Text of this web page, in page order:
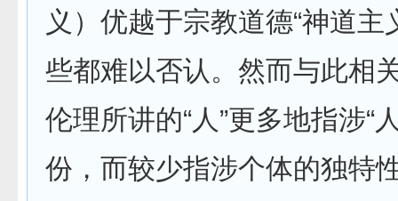
义）优越于宗教道德“神道主
些都难以否认。然而与此相
伦理所讲的“人”更多地指涉“
份，而较少指涉个体的独特